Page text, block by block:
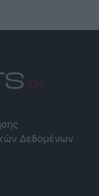
Δεδομένων